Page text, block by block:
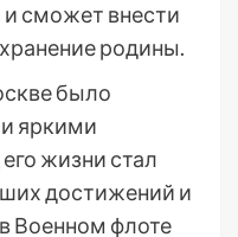
сможет внести
родины.
было
яркими
жизни стал
достижений и
Военном флоте